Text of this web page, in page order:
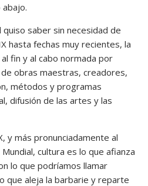
saber sin necesidad de
hasta fechas muy recientes, la
fin y al cabo normada por
obras maestras, creadores,
métodos y programas
difusión de las artes y las
y más pronunciadamente al
cultura es lo que afianza
lo que podríamos llamar
que aleja la barbarie y reparte